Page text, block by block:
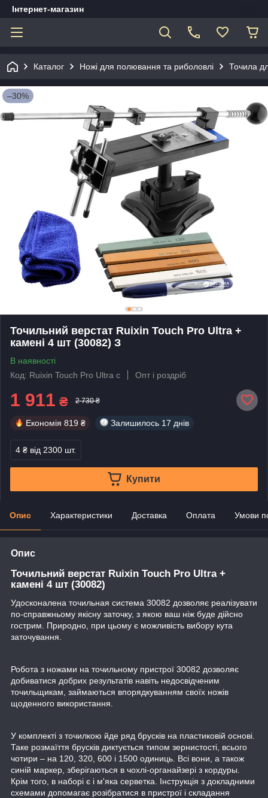
Інтернет-магазин
Каталог Ножі для полювання та риболовлі Точила
–30%
Точильний верстат Ruixin Touch Pro Ultra +
камені 4 шт (30082) З
В наявності
Код: Ruixin Touch Pro Ultra c
Опт і роздріб
1 911 ₴ 2 730 ₴
Економія 819 ₴ Залишилось 17 днів
4 ₴ від 2300 шт.
Купити
Опис Характеристики Доставка Оплата Умови
Опис
Точильний верстат Ruixin Touch Pro Ultra +
камені 4 шт (30082)
Удосконалена точильная система 30082 дозволяє реалізувати
по-справжньому якісну заточку, з якою ваш ніж буде дійсно
гострим. Природно, при цьому є можливість вибору кута
заточування.
Робота з ножами на точильному пристрої 30082 дозволяє
добиватися добрих результатів навіть недосвідченим
точильщикам, займаються впорядкуванням своїх ножів
щоденного використання.
У комплекті з точилкою йде ряд брусків на пластиковій основі.
Таке розмаїття брусків диктується типом зернистості, всього
чотири – на 120, 320, 600 і 1500 одиниць. Всі вони, а також
синій маркер, зберігаються в чохлі-органайзері з кордуры.
Крім того, в наборі є і м'яка серветка. Інструкція з докладними
схемами допомагає розібратися в пристрої і складання